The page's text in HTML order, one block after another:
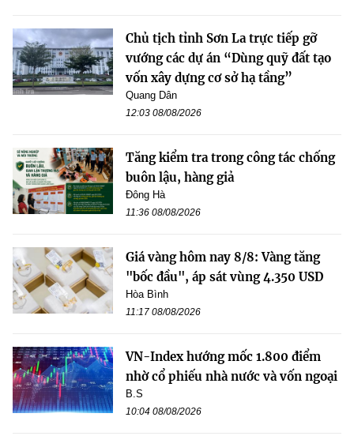
Chủ tịch tỉnh Sơn La trực tiếp gỡ
vướng các dự án “Dùng quỹ đất tạo
vốn xây dựng cơ sở hạ tầng”
Quang Dân
12:03 08/08/2026
Tăng kiểm tra trong công tác chống
buôn lậu, hàng giả
Đông Hà
11:36 08/08/2026
Giá vàng hôm nay 8/8: Vàng tăng
"bốc đầu", áp sát vùng 4.350 USD
Hòa Bình
11:17 08/08/2026
VN-Index hướng mốc 1.800 điểm
nhờ cổ phiếu nhà nước và vốn ngoại
B.S
10:04 08/08/2026